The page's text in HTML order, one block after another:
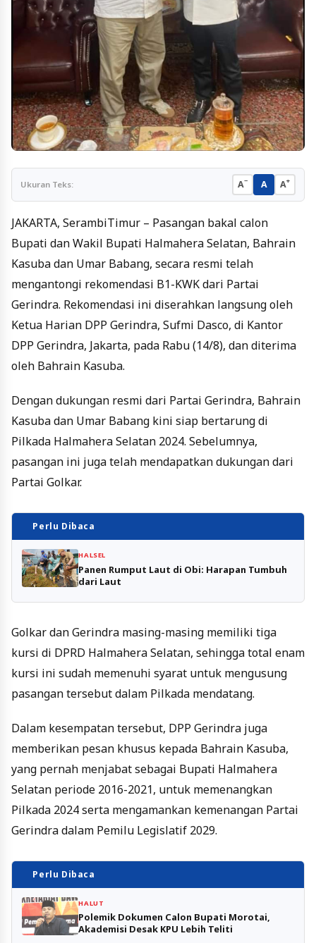
Ukuran Teks: A− A A+
JAKARTA, SerambiTimur – Pasangan bakal calon
Bupati dan Wakil Bupati Halmahera Selatan, Bahrain
Kasuba dan Umar Babang, secara resmi telah
mengantongi rekomendasi B1-KWK dari Partai
Gerindra. Rekomendasi ini diserahkan langsung oleh
Ketua Harian DPP Gerindra, Sufmi Dasco, di Kantor
DPP Gerindra, Jakarta, pada Rabu (14/8), dan diterima
oleh Bahrain Kasuba.
Dengan dukungan resmi dari Partai Gerindra, Bahrain
Kasuba dan Umar Babang kini siap bertarung di
Pilkada Halmahera Selatan 2024. Sebelumnya,
pasangan ini juga telah mendapatkan dukungan dari
Partai Golkar.
Perlu Dibaca
HALSEL
Panen Rumput Laut di Obi: Harapan Tumbuh
dari Laut
Golkar dan Gerindra masing-masing memiliki tiga
kursi di DPRD Halmahera Selatan, sehingga total enam
kursi ini sudah memenuhi syarat untuk mengusung
pasangan tersebut dalam Pilkada mendatang.
Dalam kesempatan tersebut, DPP Gerindra juga
memberikan pesan khusus kepada Bahrain Kasuba,
yang pernah menjabat sebagai Bupati Halmahera
Selatan periode 2016-2021, untuk memenangkan
Pilkada 2024 serta mengamankan kemenangan Partai
Gerindra dalam Pemilu Legislatif 2029.
Perlu Dibaca
HALUT
Polemik Dokumen Calon Bupati Morotai,
Akademisi Desak KPU Lebih Teliti